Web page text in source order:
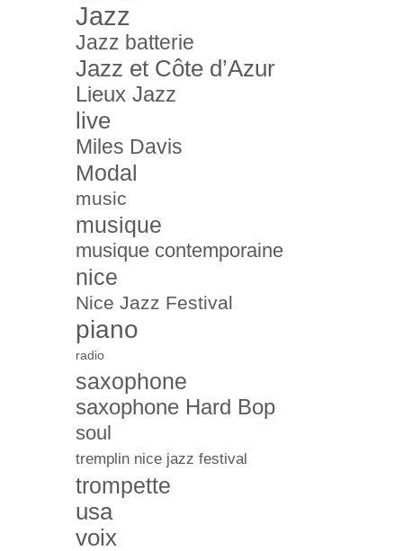
Jazz
Jazz batterie
Jazz et Côte d’Azur
Lieux Jazz
live
Miles Davis
Modal
music
musique
musique contemporaine
nice
Nice Jazz Festival
piano
radio
saxophone
saxophone Hard Bop
soul
tremplin nice jazz festival
trompette
usa
voix